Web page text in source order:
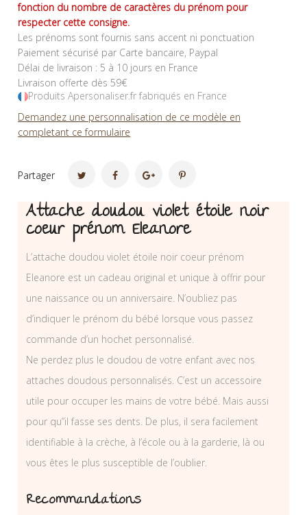
fonction du nombre de caractères du prénom pour
respecter cette consigne.
Les prénoms sont fournis sans accent ni ponctuation
Paiement sécurisé par Carte bancaire, Paypal
Délai de livraison : 5 à 10 jours en France
Livraison offerte dès 59€
Produits Apersonaliser.fr fabriqués en France
Demandez une personnalisation de ce modèle en
completant ce formulaire
Partager
Attache doudou violet étoile noir
coeur prénom Eleanore
L’attache doudou violet étoile noir coeur prénom
Eleanore est un cadeau original et unique à offrir pour
une naissance ou un anniversaire. N’oubliez pas
d’indiquer le prénom du bébé lorsque vous passez
commande d’un hochet personnalisé.
Ne perdez plus le doudou de votre enfant avec nos
attaches doudous personnalisés. C’est un accessoire
utile pour occuper les mains de votre bébé. Mais aussi
pour qu”il fasse ses dents. De plus, il sera facilement
identifiable à la crèche, à l’école ou à la garderie, là ou
vous êtes le plus susceptible de l’oublier.
Recommandations